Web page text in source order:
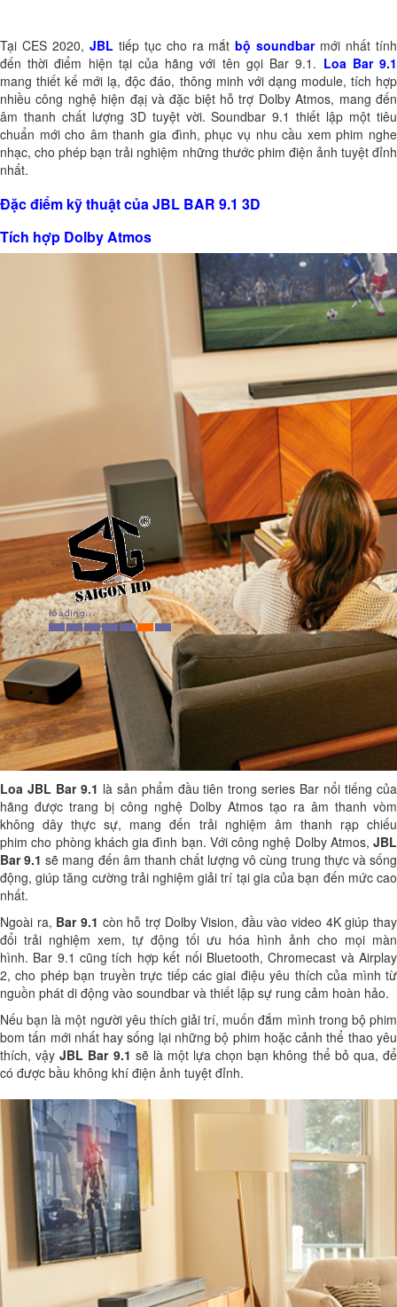
Tại CES 2020, JBL tiếp tục cho ra mắtbộ soundbarmới nhất tính
đến thời điểm hiện tại của hãng với tên gọi Bar 9.1 . Loa Bar 9.1
mangthiết kế mới lạ, độc đáo, thông minh với dạng module, tích hợp
nhiều công nghệ hiện đạị và đặc biệt hỗ trợ Dolby Atmos, mang đến
âm thanh chất lượng 3D tuyệt vời.Soundbar 9.1 thiết lập một tiêu
chuẩn mới cho âm thanh gia đình, phục vụ nhu cầu xem phim nghe
nhạc, cho phép bạn trải nghiệm những thước phim điện ảnh tuyệt đỉnh
nhất.
Đặc điểm kỹ thuật của JBL BAR 9.1 3D
Tích hợp Dolby Atmos
Loa JBL Bar 9.1 là sản phẩm đầu tiên trong series Bar nổi tiếng của
hãng được trang bịcông nghệ Dolby Atmostạo ra âm thanh vòm
không dây thực sự, mang đến trải nghiệm âm thanh rạp chiếu
phim cho phòng khách gia đình bạn. Với công nghệ Dolby Atmos, JBL
Bar 9.1 sẽ mang đến âm thanh chất lượng vô cùng trung thực và sống
động, giúp tăng cường trải nghiệm giải trí tại gia của bạn đến mức cao
nhất.
Ngoài ra, Bar 9.1 còn hỗ trợ Dolby Vision, đầu vào video 4K giúp thay
đổi trải nghiệm xem, tự động tối ưu hóa hình ảnh cho mọi màn
hình. Bar 9.1 cũng tích hợp kết nối Bluetooth, Chromecast và Airplay
2, cho phép bạn truyền trực tiếp các giai điệu yêu thích của mình từ
nguồn phát di động vào soundbar và thiết lập sự rung cảm hoàn hảo.
Nếu bạn là một người yêu thích giải trí, muốn đắm mình trong bộ phim
bom tấn mới nhất hay sống lại những bộ phim hoặc cảnh thể thao yêu
thích, vậyJBL Bar 9.1 sẽ là một lựa chọn bạn không thể bỏ qua, để
có được bầu không khí điện ảnh tuyệt đỉnh.